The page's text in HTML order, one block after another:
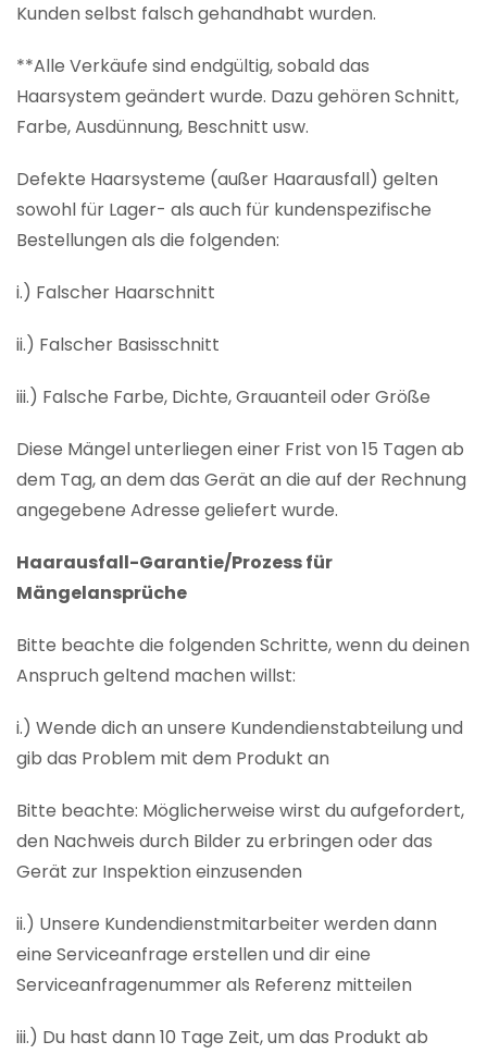
Kunden selbst falsch gehandhabt wurden.
**Alle Verkäufe sind endgültig, sobald das
Haarsystem geändert wurde. Dazu gehören Schnitt,
Farbe, Ausdünnung, Beschnitt usw.
Defekte Haarsysteme (außer Haarausfall) gelten
sowohl für Lager- als auch für kundenspezifische
Bestellungen als die folgenden:
i.) Falscher Haarschnitt
ii.) Falscher Basisschnitt
iii.) Falsche Farbe, Dichte, Grauanteil oder Größe
Diese Mängel unterliegen einer Frist von 15 Tagen ab
dem Tag, an dem das Gerät an die auf der Rechnung
angegebene Adresse geliefert wurde.
Haarausfall-Garantie/Prozess für
Mängelansprüche
Bitte beachte die folgenden Schritte, wenn du deinen
Anspruch geltend machen willst:
i.) Wende dich an unsere Kundendienstabteilung und
gib das Problem mit dem Produkt an
Bitte beachte: Möglicherweise wirst du aufgefordert,
den Nachweis durch Bilder zu erbringen oder das
Gerät zur Inspektion einzusenden
ii.) Unsere Kundendienstmitarbeiter werden dann
eine Serviceanfrage erstellen und dir eine
Serviceanfragenummer als Referenz mitteilen
iii.) Du hast dann 10 Tage Zeit, um das Produkt ab